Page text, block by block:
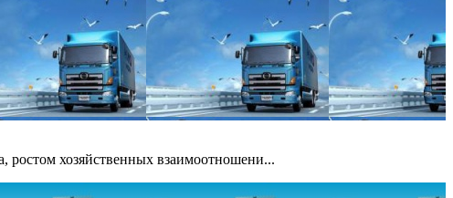
хозяйственных взаимоотношени...